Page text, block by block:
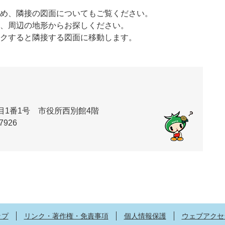
、隣接の図面についてもご覧ください。
周辺の地形からお探しください。
すると隣接する図面に移動します。
1番1号 市役所西別館4階
リンク・著作権・免責事項 個人情報保護 ウェブアク